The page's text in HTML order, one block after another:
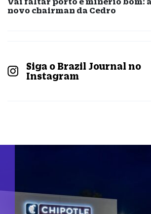
novo chairman da Cedro
Siga o Brazil Journal no
Instagram